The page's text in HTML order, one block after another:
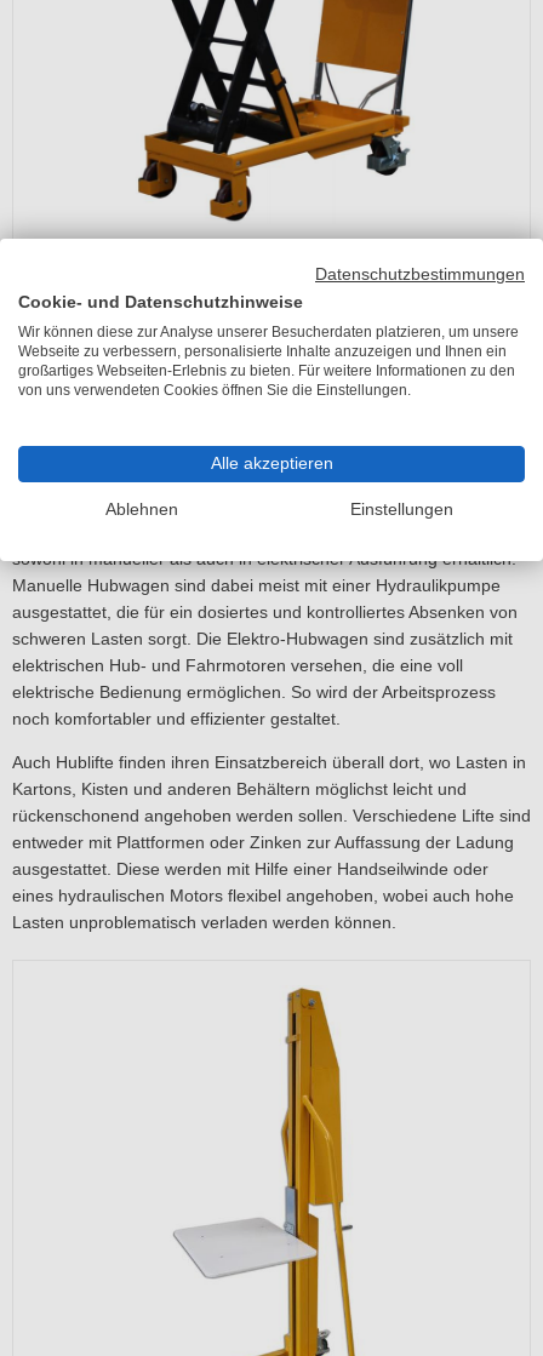
Weitere Hubgeräte für den effizienten
Arbeitsvorgang
Entladen von Lastwagen oder Regalsystemen verwendet.
Klassische Hubwagen beispielsweise werden häufig zur Verladung
sowohl in manueller als auch in elektrischer Ausführung erhältlich.
Manuelle Hubwagen sind dabei meist mit einer Hydraulikpumpe
ausgestattet, die für ein dosiertes und kontrolliertes Absenken von
schweren Lasten sorgt. Die Elektro-Hubwagen sind zusätzlich mit
elektrischen Hub- und Fahrmotoren versehen, die eine voll
elektrische Bedienung ermöglichen. So wird der Arbeitsprozess
noch komfortabler und effizienter gestaltet.
Auch Hublifte finden ihren Einsatzbereich überall dort, wo Lasten in
Kartons, Kisten und anderen Behältern möglichst leicht und
rückenschonend angehoben werden sollen. Verschiedene Lifte sind
entweder mit Plattformen oder Zinken zur Auffassung der Ladung
ausgestattet. Diese werden mit Hilfe einer Handseilwinde oder
eines hydraulischen Motors flexibel angehoben, wobei auch hohe
Lasten unproblematisch verladen werden können.
Datenschutzbestimmungen
Cookie- und Datenschutzhinweise
Wir können diese zur Analyse unserer Besucherdaten platzieren, um unsere
Webseite zu verbessern, personalisierte Inhalte anzuzeigen und Ihnen ein
großartiges Webseiten-Erlebnis zu bieten. Für weitere Informationen zu den
von uns verwendeten Cookies öffnen Sie die Einstellungen.
Alle akzeptieren
Ablehnen Einstellungen